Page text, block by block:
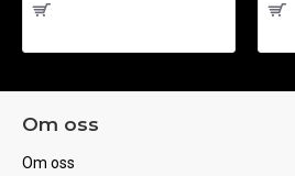
Om oss
Om oss